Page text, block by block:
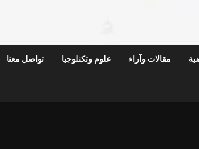
مقالات وآراء علوم وتكنلوجيا تواصل معنا